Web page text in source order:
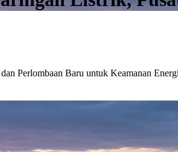
Perlombaan Baru untuk Keamanan Energi